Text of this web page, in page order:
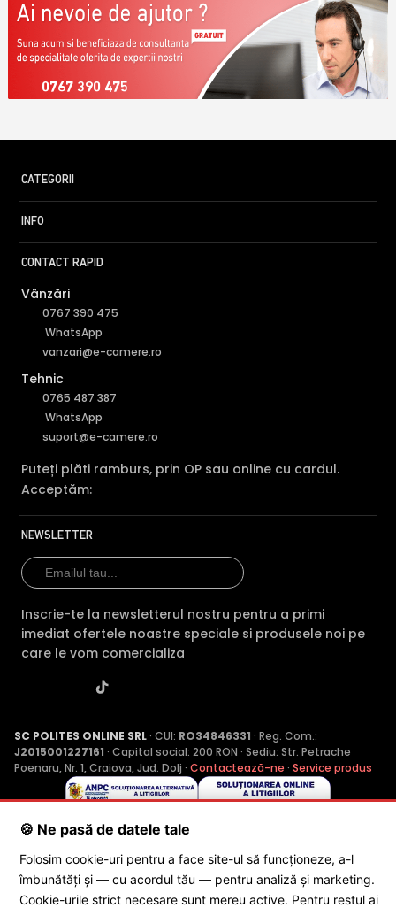
0767 390 475
CATEGORII
INFO
CONTACT RAPID
Vânzări
0767 390 475
WhatsApp
vanzari@e-camere.ro
Tehnic
0765 487 387
WhatsApp
suport@e-camere.ro
Puteți plăti ramburs, prin OP sau online cu cardul.
Acceptăm:
NEWSLETTER
Inscrie-te la newsletterul nostru pentru a primi
imediat ofertele noastre speciale si produsele noi pe
care le vom comercializa
SC POLITES ONLINE SRL· CUI: RO34846331 · Reg. Com.:
J2015001227161 · Capital social: 200 RON · Sediu: Str. Petrache
Poenaru, Nr. 1, Craiova, Jud. Dolj · Contactează-ne · Service produs
© 2026 SC POLITES ONLINE SRL
🍪 Ne pasă de datele tale
Folosim cookie-uri pentru a face site-ul să funcționeze, a-l
îmbunătăți și — cu acordul tău — pentru analiză și marketing.
Cookie-urile strict necesare sunt mereu active. Pentru restul ai